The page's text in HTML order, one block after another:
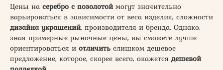
Цены на серебро с позолотоймогут значительно
варьироваться в зависимости от веса изделия, сложности
дизайна украшений, производителя и бренда. Однако,
зная примерные рыночные цены, вы сможете лучше
ориентироваться и отличить слишком дешевое
предложение, которое, скорее всего, окажется дешевой